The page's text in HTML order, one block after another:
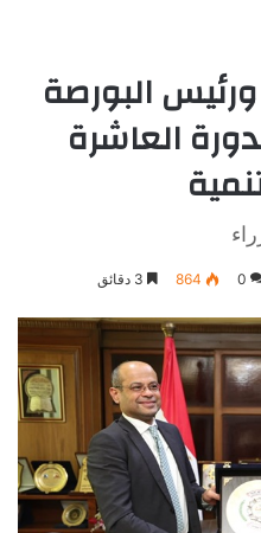
البورصة
العاشرة
0
864